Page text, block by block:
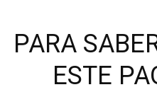
PARA
ESTE